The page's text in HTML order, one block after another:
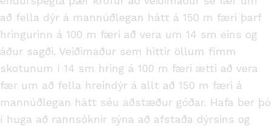
að fella dýr á mannúðlegan hátt á 150 m færi þarf
hringurinn á 100 m færi að vera um 14 sm eins og
áður sagði. Veiðimaður sem hittir öllum fimm
skotunum í 14 sm hring á 100 m færi ætti að vera
fær um að fella hreindýr á allt að 150 m færi á
mannúðlegan hátt séu aðstæður góðar. Hafa ber þó
í huga að rannsóknir sýna að afstaða dýrsins og